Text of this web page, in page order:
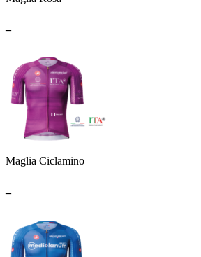
Maglia Ciclamino